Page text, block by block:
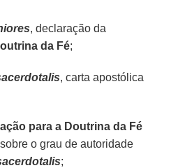
, declaração da
da Fé;
, carta apostólica
para a Doutrina da Fé
o grau de autoridade
;